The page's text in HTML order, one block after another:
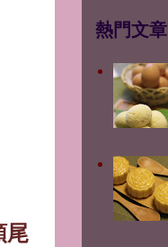
尾
熱門文章